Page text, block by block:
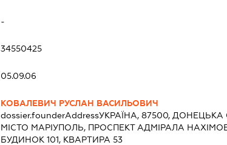
-
34550425
05.09.06
КОВАЛЕВИЧ РУСЛАН ВАСИЛЬОВИЧ
dossier.founderAddressУКРАЇНА, 87500, ДОНЕЦЬКА
МІСТО МАРІУПОЛЬ, ПРОСПЕКТ АДМІРАЛА
БУДИНОК 101, КВАРТИРА 53